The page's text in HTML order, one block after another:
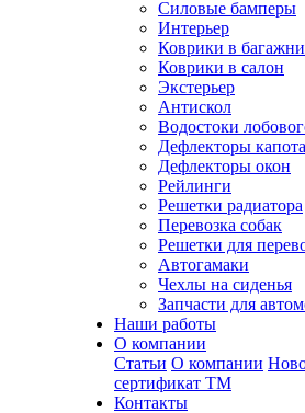
Силовые бамперы
Интерьер
Коврики в
Коврики в салон
Экстерьер
Антискол
Водостоки
Дефлекторы капота
Дефлекторы окон
Рейлинги
Решетки радиатора
Перевозка собак
Решетки для
Автогамаки
Чехлы на сиденья
Запчасти для
Наши работы
О компании
Статьи О компании
сертификат ТМ
Контакты